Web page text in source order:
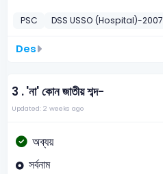
PSC DSS USSO (Hospital)-2007
Des
3 .'না' কোন জাতীয় শব্দ-
Updated: 2 weeks ago
অব্যয়
সর্বনাম